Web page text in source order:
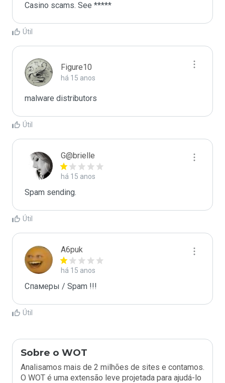
Casino scams. See *****
Útil
Figure10
há 15 anos
malware distributors
Útil
G@brielle
há 15 anos
Spam sending.
Útil
A6puk
há 15 anos
Спамеры / Spam !!!
Útil
Sobre o WOT
Analisamos mais de 2 milhões de sites e contamos.
O WOT é uma extensão leve projetada para ajudá-lo